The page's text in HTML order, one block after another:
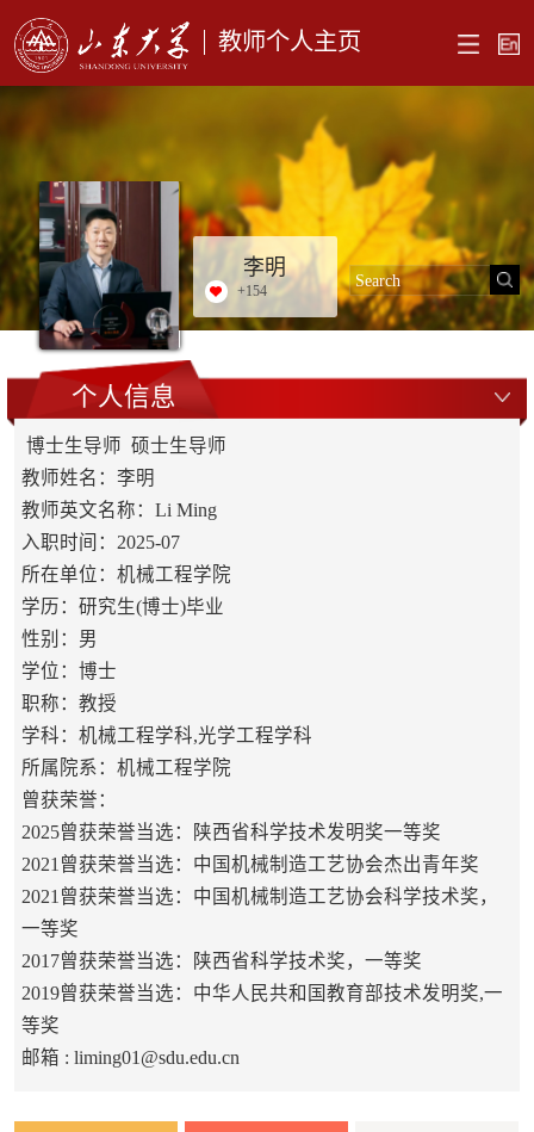
教师个人主页
李明
+154
个人信息
博士生导师 硕士生导师
教师姓名：李明
教师英文名称：Li Ming
入职时间：2025-07
所在单位：机械工程学院
学历：研究生(博士)毕业
性别：男
学位：博士
职称：教授
学科：机械工程学科,光学工程学科
所属院系：机械工程学院
曾获荣誉：
2025曾获荣誉当选：陕西省科学技术发明奖一等奖
2021曾获荣誉当选：中国机械制造工艺协会杰出青年奖
2021曾获荣誉当选：中国机械制造工艺协会科学技术奖，
一等奖
2017曾获荣誉当选：陕西省科学技术奖，一等奖
2019曾获荣誉当选：中华人民共和国教育部技术发明奖,一
等奖
邮箱 : liming01@sdu.edu.cn